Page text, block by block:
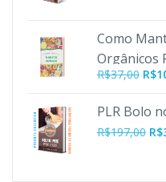
Como
Orgânicos
R$37,00 O
era:
R$
PLR Bolo
R$197,00 O
R$